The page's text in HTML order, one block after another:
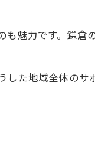
も魅力です。鎌倉
た地域全体のサ